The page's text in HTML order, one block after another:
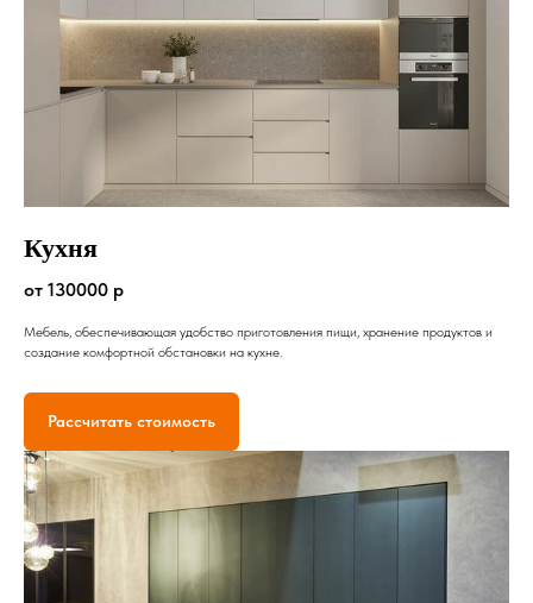
Кухня
от 130000 р
Мебель, обеспечивающая удобство приготовления пищи, хранение продуктов и
создание комфортной обстановки на кухне.
Рассчитать стоимость